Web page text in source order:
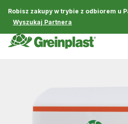
Robisz zakupy w trybie z odbiorem u
Wyszukaj Partnera